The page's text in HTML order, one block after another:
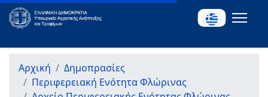
Αρχική
Δημοπρασίες
Περιφερειακή Ενότητα Φλώρινας